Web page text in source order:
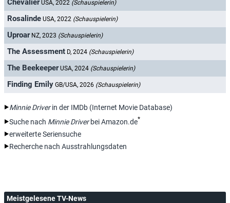
Chevalier USA, 2022 (Schauspielerin)
Rosalinde USA, 2022 (Schauspielerin)
Uproar NZ, 2023 (Schauspielerin)
The Assessment D, 2024 (Schauspielerin)
The Beekeeper USA, 2024 (Schauspielerin)
Finding Emily GB/USA, 2026 (Schauspielerin)
Minnie Driverin der IMDb (Internet Movie Database)
Suche nach Minnie Driverbei Amazon.de*
erweiterte Seriensuche
Recherche nach Ausstrahlungsdaten
Meistgelesene TV-News